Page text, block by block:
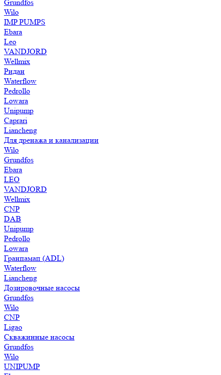
Grundfos
Wilo
IMP PUMPS
Ebara
Leo
VANDJORD
Wellmix
Ридан
Waterflow
Pedrollo
Lowara
Unipump
Caprari
Liancheng
Для дренажа и канализации
Wilo
Grundfos
Ebara
LEO
VANDJORD
Wellmix
CNP
DAB
Unipump
Pedrollo
Lowara
Гранпамап (ADL)
Waterflow
Liancheng
Дозировочные насосы
Grundfos
Wilo
CNP
Ligao
Скважинные насосы
Grundfos
Wilo
UNIPUMP